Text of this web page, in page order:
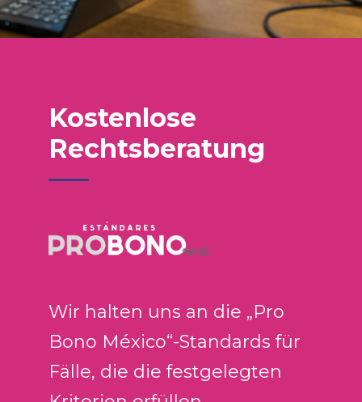
Kostenlose
Rechtsberatung
Wir halten uns an die „Pro
Bono México“-Standards für
Fälle, die die festgelegten